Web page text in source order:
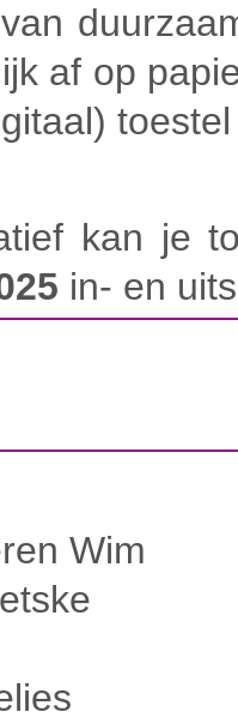
af op
kan je
in- en
Wim